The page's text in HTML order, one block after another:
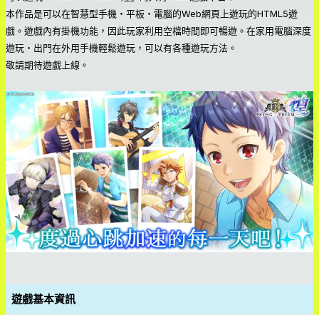
本作品是可以在智慧型手機・平板・電腦的Web網頁上遊玩的HTML5遊
戲。遊戲內有掛機功能，因此玩家利用空檔時間即可暢遊。在家用電腦深度
遊玩・出門在外用手機輕鬆遊玩，可以有各種遊玩方法。
敬請期待遊戲上線。
遊戲基本資訊